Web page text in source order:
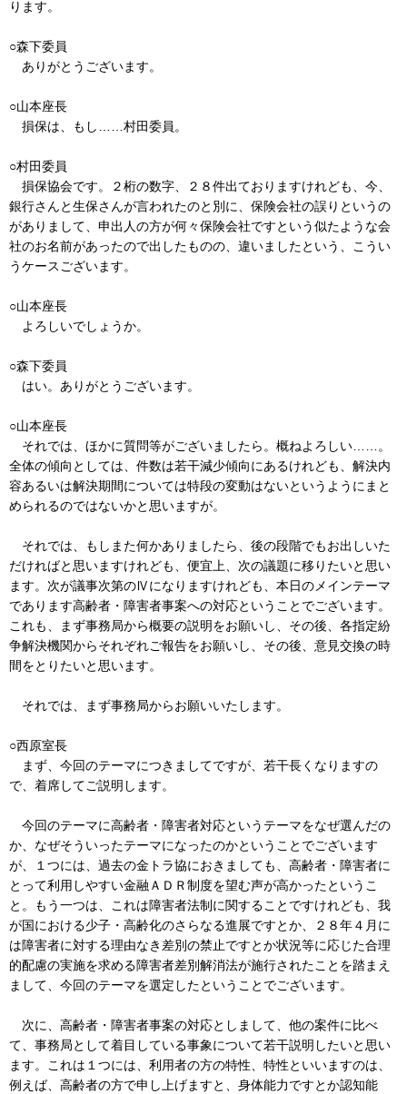
ります。
○森下委員
ありがとうございます。
○山本座長
損保は、もし……村田委員。
○村田委員
損保協会です。２桁の数字、２８件出ておりますけれども、今、
銀行さんと生保さんが言われたのと別に、保険会社の誤りというの
がありまして、申出人の方が何々保険会社ですという似たような会
社のお名前があったので出したものの、違いましたという、こうい
うケースございます。
○山本座長
よろしいでしょうか。
○森下委員
はい。ありがとうございます。
○山本座長
それでは、ほかに質問等がございましたら。概ねよろしい……。
全体の傾向としては、件数は若干減少傾向にあるけれども、解決内
容あるいは解決期間については特段の変動はないというようにまと
められるのではないかと思いますが。
それでは、もしまた何かありましたら、後の段階でもお出しいた
だければと思いますけれども、便宜上、次の議題に移りたいと思い
ます。次が議事次第のⅣになりますけれども、本日のメインテーマ
であります高齢者・障害者事案への対応ということでございます。
これも、まず事務局から概要の説明をお願いし、その後、各指定紛
争解決機関からそれぞれご報告をお願いし、その後、意見交換の時
間をとりたいと思います。
それでは、まず事務局からお願いいたします。
○西原室長
まず、今回のテーマにつきましてですが、若干長くなりますの
で、着席してご説明します。
今回のテーマに高齢者・障害者対応というテーマをなぜ選んだの
か、なぜそういったテーマになったのかということでございます
が、１つには、過去の金トラ協におきましても、高齢者・障害者に
とって利用しやすい金融ＡＤＲ制度を望む声が高かったというこ
と。もう一つは、これは障害者法制に関することですけれども、我
が国における少子・高齢化のさらなる進展ですとか、２８年４月に
は障害者に対する理由なき差別の禁止ですとか状況等に応じた合理
的配慮の実施を求める障害者差別解消法が施行されたことを踏まえ
まして、今回のテーマを選定したということでございます。
次に、高齢者・障害者事案の対応としまして、他の案件に比べ
て、事務局として着目している事象について若干説明したいと思い
ます。これは１つには、利用者の方の特性、特性といいますのは、
例えば、高齢者の方で申し上げますと、身体能力ですとか認知能